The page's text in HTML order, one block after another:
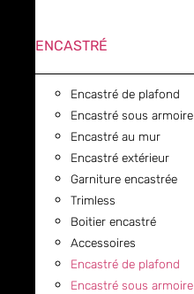
ENCASTRÉ
Encastré de plafond
Encastré sous armoire
Encastré au mur
Encastré extérieur
Garniture encastrée
Trimless
Boitier encastré
Accessoires
Encastré de plafond
Encastré sous armoire